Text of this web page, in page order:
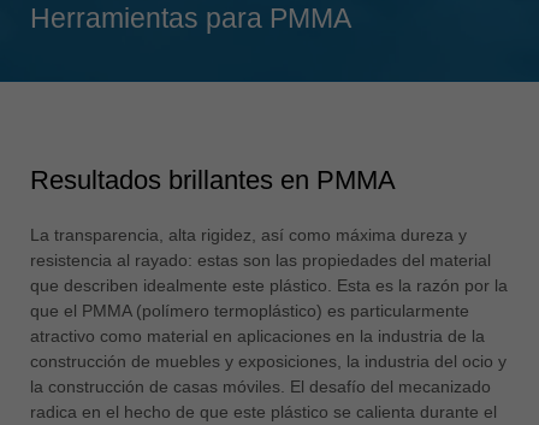
Slovenija
Suomi
english
Türkiye
türkçe
USA
Việt Nam
tiếng việt
Herramientas para PMMA
Resultados brillantes en PMMA
La transparencia, alta rigidez, así como máxima dureza y
resistencia al rayado: estas son las propiedades del material
que describen idealmente este plástico. Esta es la razón por la
que el PMMA (polímero termoplástico) es particularmente
atractivo como material en aplicaciones en la industria de la
construcción de muebles y exposiciones, la industria del ocio y
la construcción de casas móviles. El desafío del mecanizado
radica en el hecho de que este plástico se calienta durante el